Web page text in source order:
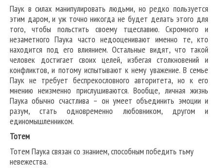
Паук в силах манипулировать людьми, но редко пользуется
этим даром, и уж точно никогда не будет делать этого для
того, чтобы польстить своему тщеславию. Скромного и
незаметного Паука часто недооценивают именно те, кто
находится под его влиянием. Остальные видят, что такой
человек достигает своих целей, избегая столкновений и
конфликтов, и потому испытывают к нему уважение. В семье
Паук не требует беспрекословного авторитета, но к его
мнению неизменно прислушиваются. Вообще, личная жизнь
Паука обычно счастлива – он умеет объединить эмоции и
разум, стать одновременно любовником, другом и
единомышленником.
Тотем
Тотем Паука связан со знанием, способным победить тьму
невежества.